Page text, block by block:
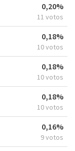
0,20%
11 votos
0,18%
10 votos
0,18%
10 votos
0,18%
10 votos
0,16%
9 votos